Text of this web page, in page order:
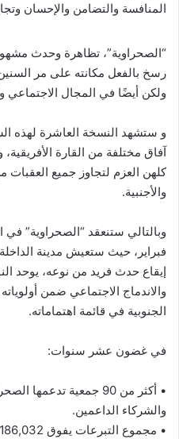
المنافسة والتضامن والإحسان
“الصحراوية”، تظاهرة وحدث
رسخ بالفعل مكانته على مر
ولكن أيضًا في المجال
و ستشهد النسخة العاشرة لهذه
آفاق مختلفة من القارة
كلهن العزم لتجاوز جميع العقبات
والأجنبية.
فبراير، حيث ستعيش مدينة
إيقاع حدث فريد من نوعه، يوحد
والاندماج الاجتماعي ضمن
الجنوبية في قائمة اهتماماته.
في غضون عشر سنوات:
• أكثر من 90 جمعية
والشركاء الداعمين.
• مجموع التبرعات يفوق 1,186,032 درهم